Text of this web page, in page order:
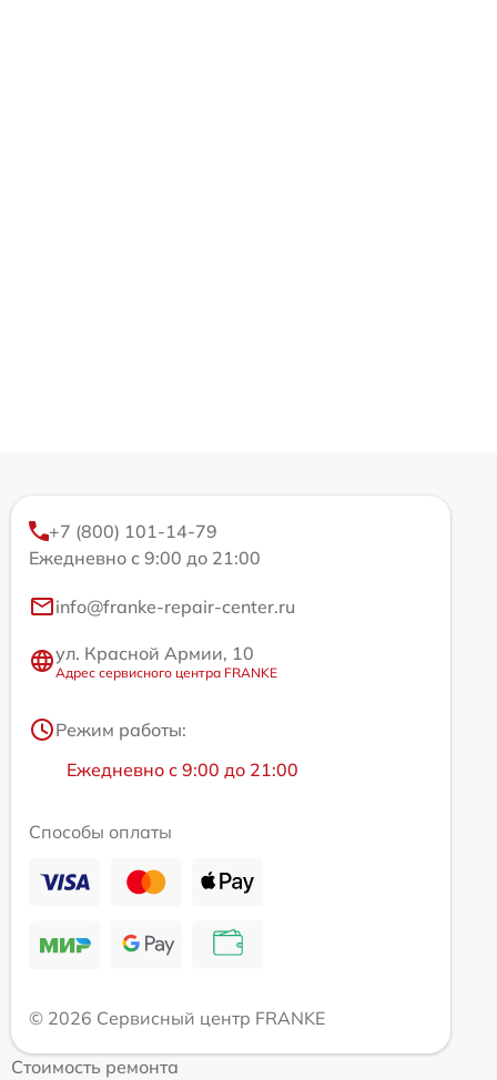
+7 (800) 101-14-79
Ежедневно с 9:00 до 21:00
info@franke-repair-center.ru
ул. Красной Армии, 10
Адрес сервисного центра FRANKE
Режим работы:
Ежедневно с 9:00 до 21:00
Способы оплаты
© 2026 Сервисный центр FRANKE
Стоимость ремонта